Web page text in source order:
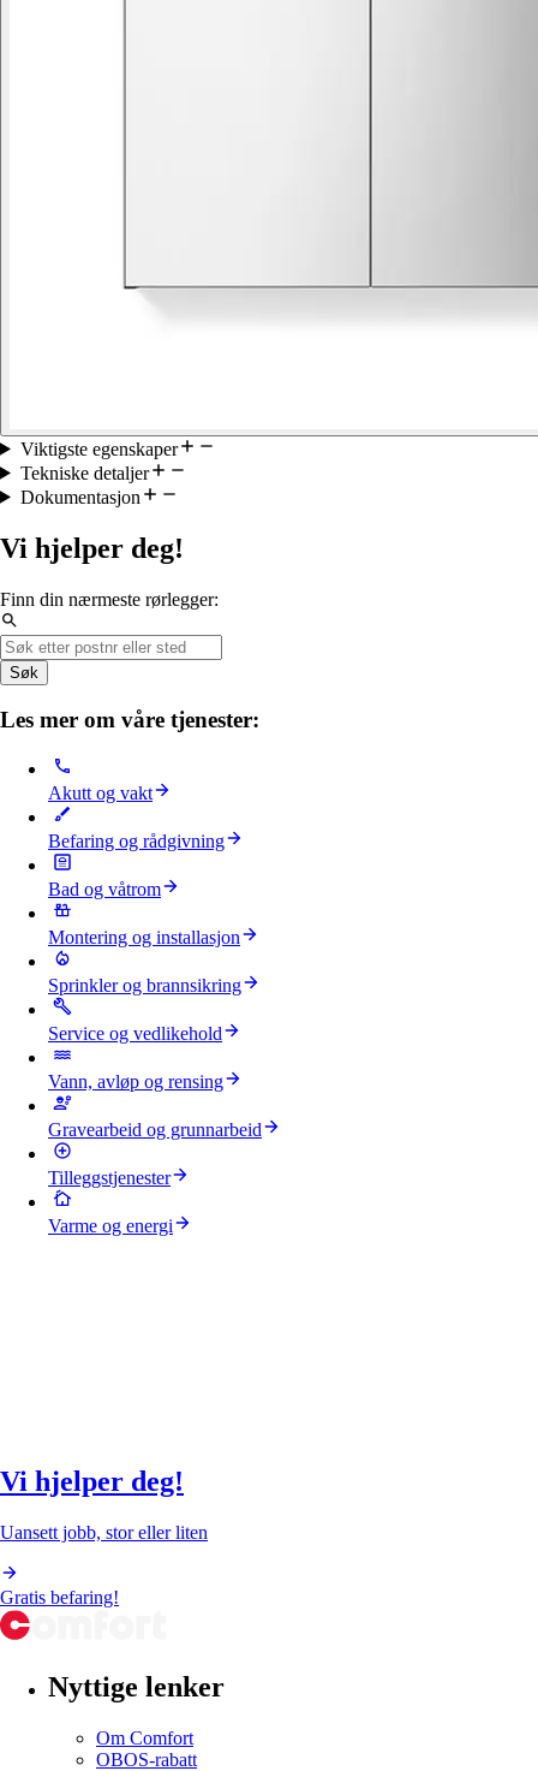
Viktigste egenskaper
Tekniske detaljer
Dokumentasjon
Vi hjelper deg!
Finn din nærmeste rørlegger:
Søk
Les mer om våre tjenester:
Akutt og vakt
Befaring og rådgivning
Bad og våtrom
Montering og installasjon
Sprinkler og brannsikring
Service og vedlikehold
Vann, avløp og rensing
Gravearbeid og grunnarbeid
Tilleggstjenester
Varme og energi
Vi hjelper deg!
Uansett jobb, stor eller liten
Gratis befaring!
Nyttige lenker
Om Comfort
OBOS-rabatt